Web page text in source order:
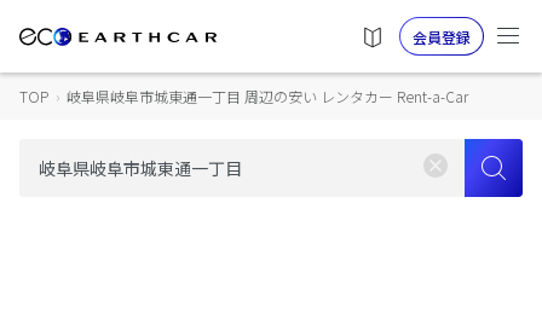
会員登録
TOP › 岐阜県岐阜市城東通一丁目 周辺の安い レンタカー Rent-a-Car